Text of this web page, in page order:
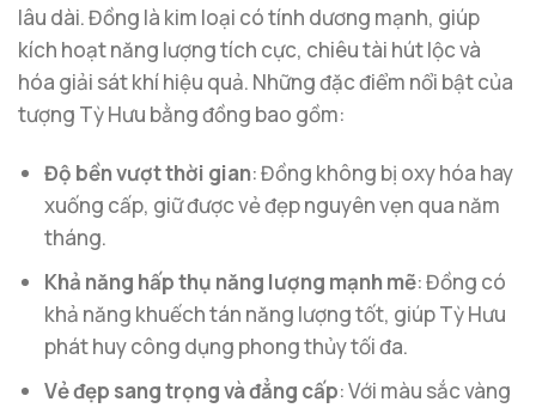
lâu dài. Đồng là kim loại có tính dương mạnh, giúp
kích hoạt năng lượng tích cực, chiêu tài hút lộc và
hóa giải sát khí hiệu quả. Những đặc điểm nổi bật của
tượng Tỳ Hưu bằng đồng bao gồm:
Độ bền vượt thời gian: Đồng không bị oxy hóa hay
xuống cấp, giữ được vẻ đẹp nguyên vẹn qua năm
tháng.
Khả năng hấp thụ năng lượng mạnh mẽ: Đồng có
khả năng khuếch tán năng lượng tốt, giúp Tỳ Hưu
phát huy công dụng phong thủy tối đa.
Vẻ đẹp sang trọng và đẳng cấp: Với màu sắc vàng